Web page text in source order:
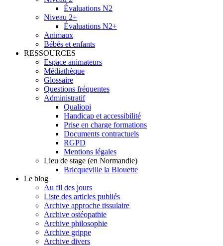
Évaluations N2
Niveau 2+
Évaluations N2+
Animaux
Bébés et enfants
RESSOURCES
Espace animateurs
Médiathèque
Glossaire
Questions fréquentes
Administratif
Qualiopi
Handicap et accessibilité
Prise en charge formations
Documents contractuels
RGPD
Mentions légales
Lieu de stage (en Normandie)
Bricqueville la Blouette
Le blog
Au fil des jours
Liste des articles publiés
Archive approche tissulaire
Archive ostéopathie
Archive philosophie
Archive grippe
Archive divers